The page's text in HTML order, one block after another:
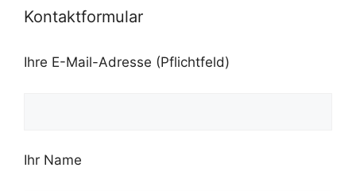
Kontaktformular
Ihre E-Mail-Adresse (Pflichtfeld)
Ihr Name